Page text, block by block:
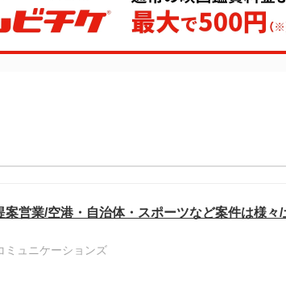
案営業/空港・自治体・スポーツなど案件は様々
ミュニケーションズ